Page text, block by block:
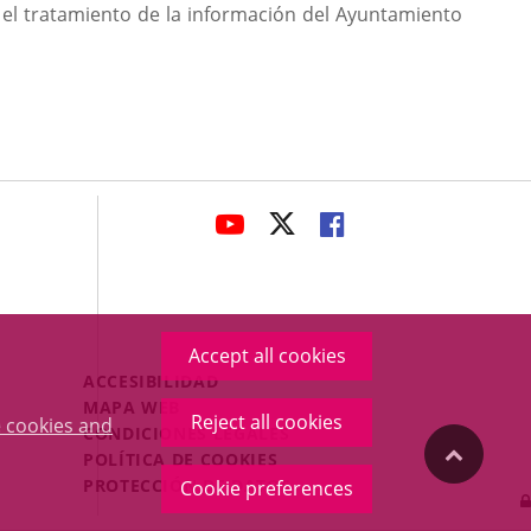
cookies and
Accept all cookies
Reject all cookies
Cookie preferences
tratamiento de la información del Ayuntamiento
LINK
APPLICATION.
LINK
APPLICATION.
LINK
APPLICATION.
Menú
Legal
Footer
ACCESIBILIDAD
MAPA WEB
CONDICIONES LEGALES
POLÍTICA DE COOKIES
PROTECCIÓN DE DATOS
"Back